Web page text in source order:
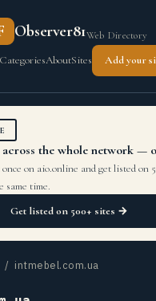
Observer81Web Directory
AboutSites Add your
the whole network —
on aio.online and get listed on
same time.
Get listed on 500+ sites →
/ intmebel.com.ua